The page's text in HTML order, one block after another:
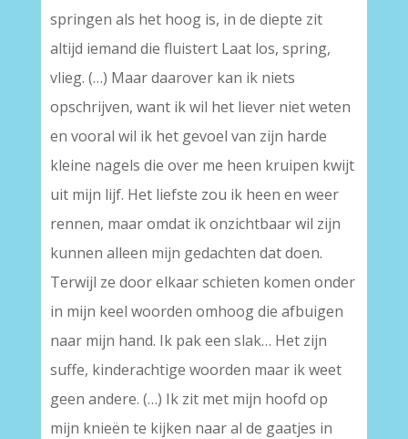
springen als het hoog is, in de diepte zit
altijd iemand die fluistert Laat los, spring,
vlieg. (…) Maar daarover kan ik niets
opschrijven, want ik wil het liever niet weten
en vooral wil ik het gevoel van zijn harde
kleine nagels die over me heen kruipen kwijt
uit mijn lijf. Het liefste zou ik heen en weer
rennen, maar omdat ik onzichtbaar wil zijn
kunnen alleen mijn gedachten dat doen.
Terwijl ze door elkaar schieten komen onder
in mijn keel woorden omhoog die afbuigen
naar mijn hand. Ik pak een slak… Het zijn
suffe, kinderachtige woorden maar ik weet
geen andere. (…) Ik zit met mijn hoofd op
mijn knieën te kijken naar al de gaatjes in